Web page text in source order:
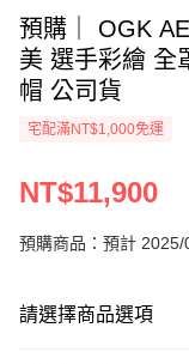
預購｜ OGK
美 選手彩繪 全
帽 公司貨
宅配滿NT$1,000免運
NT$11,900
預購商品：預計 2025/
請選擇商品選項